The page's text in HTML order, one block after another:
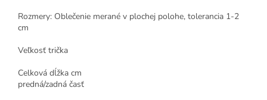
Rozmery: Oblečenie merané v plochej polohe, tolerancia 1-2
cm
Veľkosť trička
Celková dĺžka cm
predná/zadná časť